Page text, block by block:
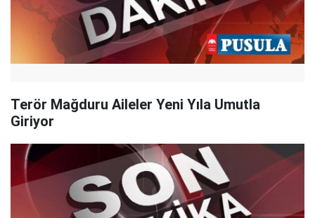
Terör Mağduru Aileler Yeni Yıla Umutla
Giriyor